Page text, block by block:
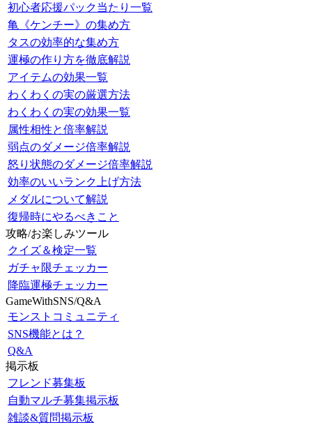
初心者応援パック当たり一覧
亀《ケンチー》の集め方
タスの効率的な集め方
運極の作り方を徹底解説
アイテムの効果一覧
わくわくの実の厳選方法
わくわくの実の効果一覧
属性相性と倍率解説
弱点のダメージ倍率解説
怒り状態のダメージ倍率解説
効率のいいランク上げ方法
メダルについて解説
復帰時にやるべきこと
攻略/お楽しみツール
クイズ＆検定一覧
ガチャ限チェッカー
降臨運極チェッカー
GameWithSNS/Q&A
モンストコミュニティ
SNS機能とは？
Q&A
掲示板
フレンド募集板
自動マルチ募集掲示板
雑談&質問掲示板